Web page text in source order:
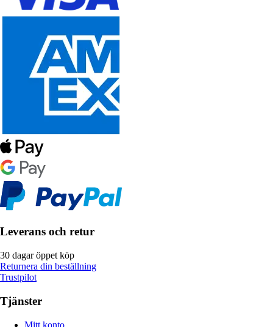
Leverans och retur
30 dagar öppet köp
Returnera din beställning
Trustpilot
Tjänster
Mitt konto